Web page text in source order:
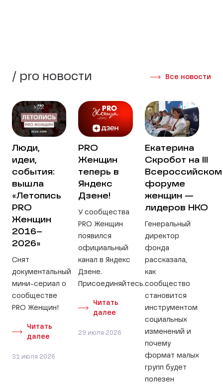
/ pro новости Все новости
Люди,
идеи,
события:
вышла
«Летопись
PRO
Женщин
2016–
2026»
Снят
документальный
мини-сериал о
сообществе
PRO Женщин!
Читать
далее
31 июля 2026
PRO
Женщин
теперь в
Яндекс
Дзене!
У сообщества
PRO Женщин
появился
официальный
канал в Яндекс
Дзене.
Присоединяйтесь.
Читать
далее
29 июля 2026
Екатерина
Скробот на III
Всероссийском
форуме
женщин —
лидеров НКО
Генеральный
директор
фонда
рассказала,
как
сообщество
становится
инструментом
социальных
изменений и
почему
формат малых
групп будет
полезен